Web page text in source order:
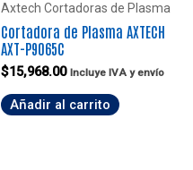
Axtech Cortadoras de Plasma
Cortadora de Plasma AXTECH
AXT-P9065C
$15,968.00 Incluye IVA y envío
Añadir al carrito